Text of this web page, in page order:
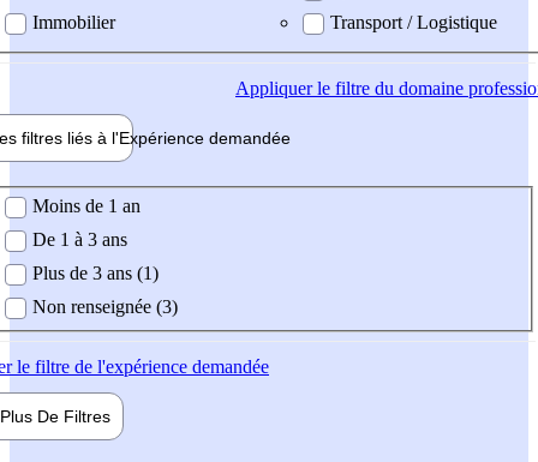
Immobilier
Transport / Logistique
Appliquerle filtre du domaine
filtres liés à l'Expérience demandée
demandée
Moins de 1 an
De 1 à 3 ans
Plus de 3 ans (1)
Non renseignée (3)
le filtre de l'expérience demandée
Plus De Filtres